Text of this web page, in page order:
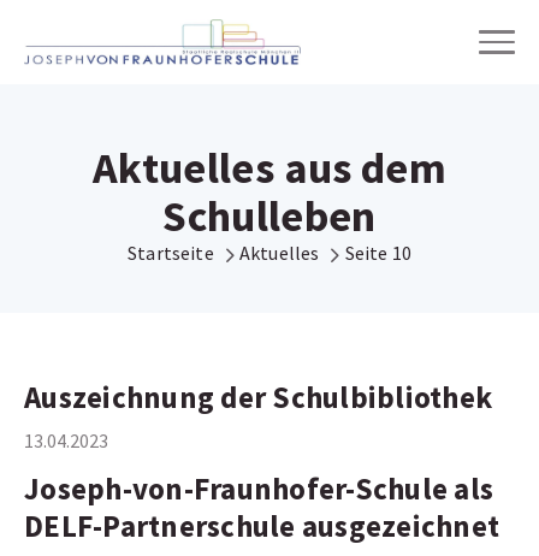
Online-Wegweiser
Digitale Schule
Aktuelles aus dem
Schulleben
Startseite Aktuelles Seite 10
Auszeichnung der Schulbibliothek
13.04.2023
Joseph-von-Fraunhofer-Schule als
DELF-Partnerschule ausgezeichnet